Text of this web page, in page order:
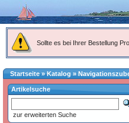
Sollte es bei Ihrer Bestellung
Startseite»Katalog »
Artikelsuche
zur erweiterten Suche